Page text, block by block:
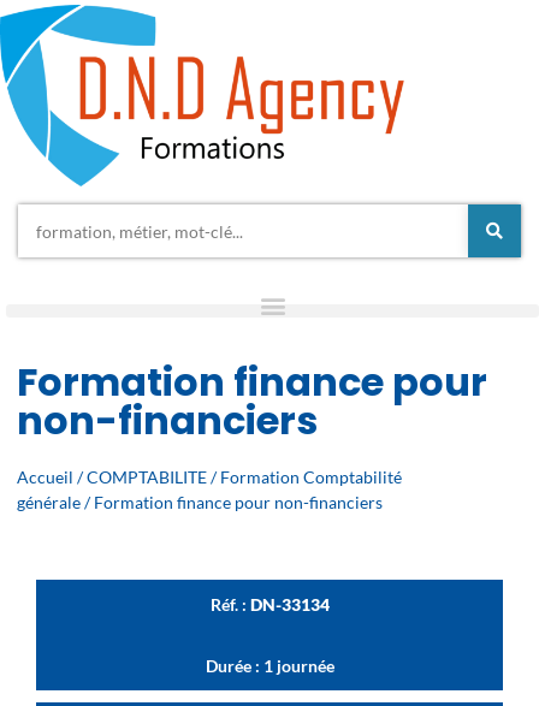
Formation finance pour
non-financiers
Accueil /COMPTABILITE/Formation Comptabilité
générale/ Formation finance pour non-financiers
Réf. : DN-33134
Durée : 1 journée